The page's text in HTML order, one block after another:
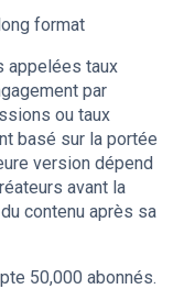
format
appelées taux
par
ou taux
basé sur la portée
version dépend
avant la
contenu après sa
50,000 abonnés.